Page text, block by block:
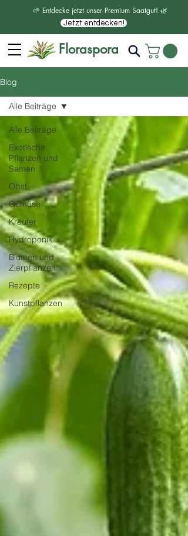
🌱 Entdecke jetzt unser Premium Saatgut! 🌿
Jetzt entdecken!
Floraspora
Blog
Alle Beiträge
Exotische
Pflanzen und
Samen
Obst
Gemüse
Kräuter
Hydroponik
Blumen und
Zierpflanzen
Rezepte
Kunstpflanzen
Alle Beiträge